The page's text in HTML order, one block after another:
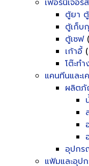
เฟอร์นิเจอร์
ตู้ยา
ตู้เก็บ
ตู้เซฟ
เก้าอี้
โต๊ะท
แคนทีนและ
ผลิตภั
อุปกร
แฟ้มและอุป